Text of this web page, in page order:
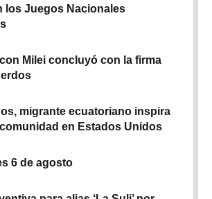
los Juegos Nacionales
Milei concluyó con la firma
migrante ecuatoriano inspira
en Estados Unidos
6 de agosto